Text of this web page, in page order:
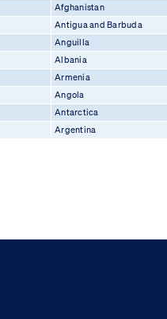
Afghanistan
Antigua and Barbuda
Anguilla
Albania
Armenia
Angola
Antarctica
Argentina